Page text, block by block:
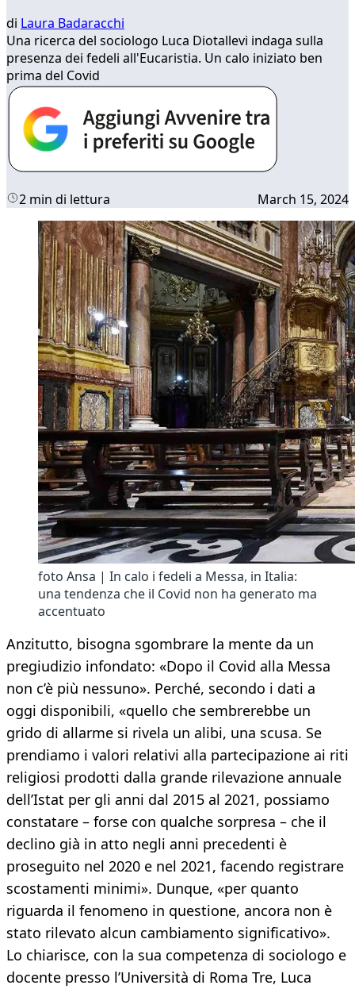
di Laura Badaracchi
Una ricerca del sociologo Luca Diotallevi indaga sulla
presenza dei fedeli all'Eucaristia. Un calo iniziato ben
prima del Covid
2 min di lettura March 15, 2024
foto Ansa | In calo i fedeli a Messa, in Italia:
una tendenza che il Covid non ha generato ma
accentuato
Anzitutto, bisogna sgombrare la mente da un
pregiudizio infondato: «Dopo il Covid alla Messa
non c’è più nessuno». Perché, secondo i dati a
oggi disponibili, «quello che sembrerebbe un
grido di allarme si rivela un alibi, una scusa. Se
prendiamo i valori relativi alla partecipazione ai riti
religiosi prodotti dalla grande rilevazione annuale
dell’Istat per gli anni dal 2015 al 2021, possiamo
constatare – forse con qualche sorpresa – che il
declino già in atto negli anni precedenti è
proseguito nel 2020 e nel 2021, facendo registrare
scostamenti minimi». Dunque, «per quanto
riguarda il fenomeno in questione, ancora non è
stato rilevato alcun cambiamento significativo».
Lo chiarisce, con la sua competenza di sociologo e
docente presso l’Università di Roma Tre, Luca